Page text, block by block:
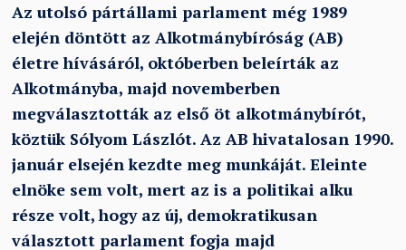
Az utolsó pártállami parlament még 1989
elején döntött az Alkotmánybíróság (AB)
életre hívásáról, októberben beleírták az
Alkotmányba, majd novemberben
megválasztották az első öt alkotmánybírót,
köztük Sólyom Lászlót. Az AB hivatalosan 1990.
január elsején kezdte meg munkáját. Eleinte
elnöke sem volt, mert az is a politikai alku
része volt, hogy az új, demokratikusan
választott parlament fogja majd